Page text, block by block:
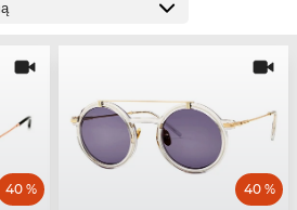
40 % 40 %